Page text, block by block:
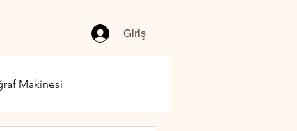
Giriş
Makinesi